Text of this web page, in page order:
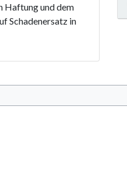
Haftung und dem
Schadenersatz in